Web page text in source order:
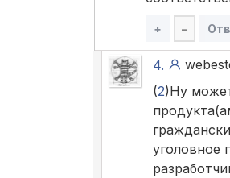
+ –
4.
(2)Ну
уголовное